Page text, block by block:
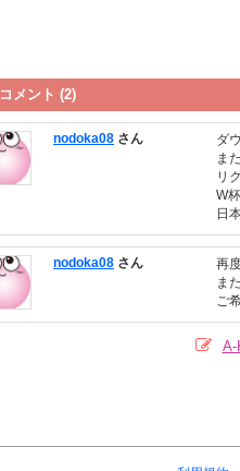
コメント (2)
nodoka08 さん
ダ
ま
リ
W
日
nodoka08 さん
再
ま
ご
A-